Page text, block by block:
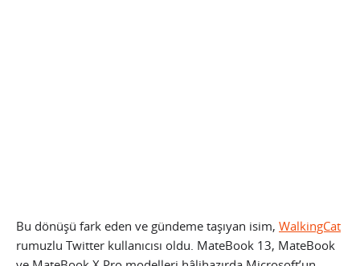
Bu dönüşü fark eden ve gündeme taşıyan isim, WalkingCat
rumuzlu Twitter kullanıcısı oldu. MateBook 13, MateBook